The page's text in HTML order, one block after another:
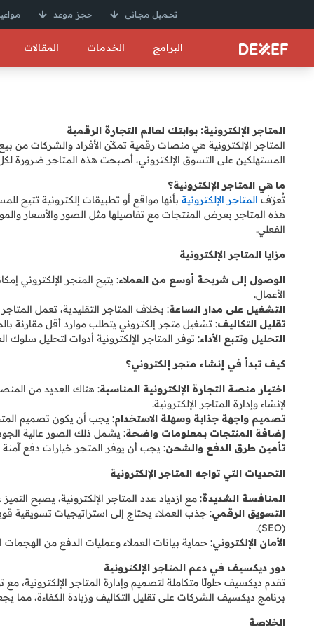
تحميل مجانى حجز موعد
البرامج الخدمات المقالات
المتاجر الإلكترونية: بوابتك لعالم التجارة الرقمية
المتاجر الإلكترونية هي منصات رقمية تمكّن الأفراد والشركات من
المستهلكين على التسوق الإلكتروني، أصبحت هذه المتاجر ضرورة
ما هي المتاجر الإلكترونية؟
تُعرّف المتاجر الإلكترونيةبأنها مواقع أو تطبيقات إلكترونية تتيح
هذه المتاجر بعرض المنتجات مع تفاصيلها مثل الصور والأسعار
الفعلي.
مزايا المتاجر الإلكترونية
الوصول إلى شريحة أوسع من العملاء: يتيح المتجر الإلكتروني
الأعمال.
التشغيل على مدار الساعة: بخلاف المتاجر التقليدية، تعمل
تقليل التكاليف: تشغيل متجر إلكتروني يتطلب موارد أقل مقارنة
التحليل وتتبع الأداء: توفر المتاجر الإلكترونية أدوات لتحليل سلوك
كيف تبدأ في إنشاء متجر إلكتروني؟
اختيار منصة التجارة الإلكترونية المناسبة
لإنشاء وإدارة المتاجر الإلكترونية.
تصميم واجهة جذابة وسهلة الاستخدام: يجب أن يكون تصميم
إضافة المنتجات بمعلومات واضحة: يشمل ذلك الصور عالية
تأمين طرق الدفع والشحن: يجب أن يوفر المتجر خيارات دفع
التحديات التي تواجه المتاجر الإلكترونية
المنافسة الشديدة: مع ازدياد عدد المتاجر الإلكترونية، يصبح
التسويق الرقمي: جذب العملاء يحتاج إلى استراتيجيات تسويقية
(SEO).
الأمان الإلكتروني: حماية بيانات العملاء وعمليات الدفع من
دور ديكسيف في دعم المتاجر الإلكترونية
تقدم ديكسيف حلولًا متكاملة لتصميم وإدارة المتاجر الإلكترونية، مع
برنامج ديكسيف الشركات على تقليل التكاليف وزيادة الكفاءة، مما
الخلاصة